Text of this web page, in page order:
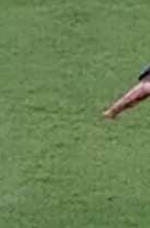
في بطولة كأس
الفريق أمام